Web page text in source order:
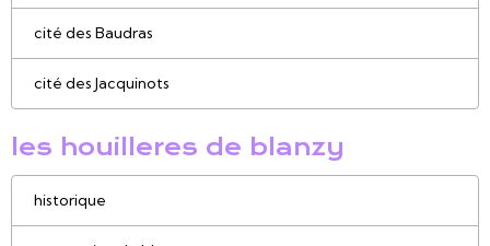
cité des Baudras
cité des Jacquinots
les houilleres de blanzy
historique